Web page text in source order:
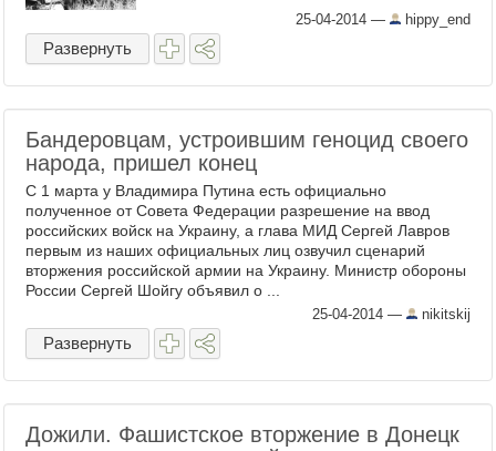
25-04-2014 — hippy_end
Развернуть
Бандеровцам, устроившим геноцид своего
народа, пришел конец
C 1 марта у Владимира Путина есть официально
полученное от Совета Федерации разрешение на ввод
российских войск на Украину, а глава МИД Сергей Лавров
первым из наших официальных лиц озвучил сценарий
вторжения российской армии на Украину. Министр обороны
России Сергей Шойгу объявил о ...
25-04-2014 — nikitskij
Развернуть
Дожили. Фашистское вторжение в Донецк